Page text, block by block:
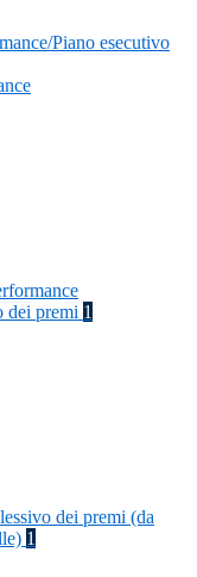
Piano esecutivo
dei premi 1
dei premi (da
1